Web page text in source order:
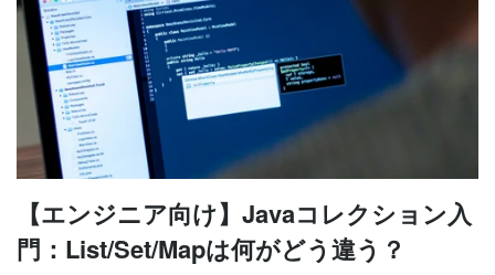
【エンジニア向け】Javaコレクション入
門：List/Set/Mapは何がどう違う？